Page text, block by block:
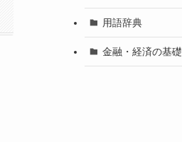
用語辞典
金融・経済の基礎